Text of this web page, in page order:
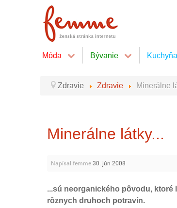
Móda Bývanie Kuchyňa
Zdravie Zdravie Minerálne
Minerálne látky...
Napísal femme 30. jún 2008
...sú neorganického pôvodu,
rôznych druhoch potravín.